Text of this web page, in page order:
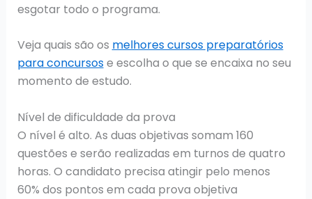
esgotar todo o programa.
Veja quais são os melhores cursos preparatórios
para concursose escolha o que se encaixa no seu
momento de estudo.
Nível de dificuldade da prova
O nível é alto. As duas objetivas somam 160
questões e serão realizadas em turnos de quatro
horas. O candidato precisa atingir pelo menos
60% dos pontos em cada prova objetiva